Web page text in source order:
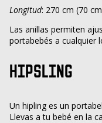
Longitud: 270 cm (70
Las anillas permiten
portabebés a cualquier
HIPSLING
Un hipling es un
Llevas a tu bebé en la